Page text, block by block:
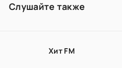
Слушайте также
Хит FM